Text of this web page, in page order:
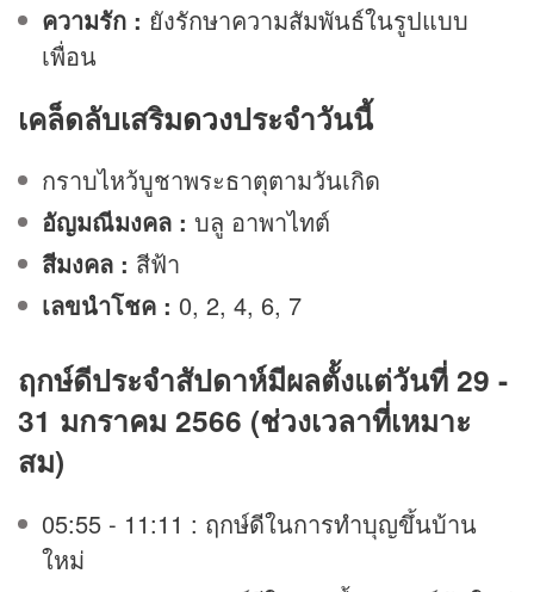
ความรัก : ยังรักษาความสัมพันธ์ในรูปแบบ
เพื่อน
เคล็ดลับเสริมดวงประจำวันนี้
กราบไหว้บูชาพระธาตุตามวันเกิด
อัญมณีมงคล : บลู อาพาไทต์
สีมงคล : สีฟ้า
เลขนำโชค : 0, 2, 4, 6, 7
ฤกษ์ดีประจำสัปดาห์มีผลตั้งแต่วันที่ 29 -
31 มกราคม 2566 (ช่วงเวลาที่เหมาะ
สม)
05:55 - 11:11 : ฤกษ์ดีในการทำบุญขึ้นบ้าน
ใหม่